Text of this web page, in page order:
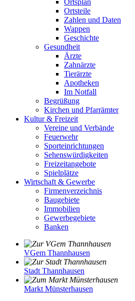
Ortsplan
Ortsteile
Zahlen und Daten
Wappen
Geschichte
Gesundheit
Ärzte
Zahnärzte
Tierärzte
Apotheken
Im Notfall
Begrüßung
Kirchen und Pfarrämter
Kultur & Freizeit
Vereine und Verbände
Feuerwehr
Sporteinrichtungen
Sehenswürdigkeiten
Freizeitangebote
Spielplätze
Wirtschaft & Gewerbe
Firmenverzeichnis
Baugebiete
Immobilien
Gewerbegebiete
Banken
VGem Thannhausen
Stadt Thannhausen
Markt Münsterhausen